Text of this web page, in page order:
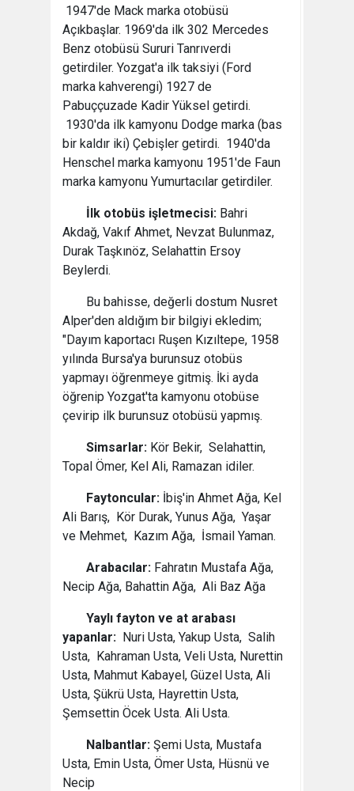
1947'de Mack marka otobüsü
Açıkbaşlar. 1969'da ilk 302 Mercedes
Benz otobüsü Sururi Tanrıverdi
getirdiler. Yozgat'a ilk taksiyi (Ford
marka kahverengi) 1927 de
Pabuççuzade Kadir Yüksel getirdi.
1930'da ilk kamyonu Dodge marka (bas
bir kaldır iki) Çebişler getirdi. 1940'da
Henschel marka kamyonu 1951'de Faun
marka kamyonu Yumurtacılar getirdiler.
İlk otobüs işletmecisi: Bahri
Akdağ, Vakıf Ahmet, Nevzat Bulunmaz,
Durak Taşkınöz, Selahattin Ersoy
Beylerdi.
Bu bahisse, değerli dostum Nusret
Alper'den aldığım bir bilgiyi ekledim;
"Dayım kaportacı Ruşen Kızıltepe, 1958
yılında Bursa'ya burunsuz otobüs
yapmayı öğrenmeye gitmiş. İki ayda
öğrenip Yozgat'ta kamyonu otobüse
çevirip ilk burunsuz otobüsü yapmış.
Simsarlar: Kör Bekir, Selahattin,
Topal Ömer, Kel Ali, Ramazan idiler.
Faytoncular: İbiş'in Ahmet Ağa, Kel
Ali Barış, Kör Durak, Yunus Ağa, Yaşar
ve Mehmet, Kazım Ağa, İsmail Yaman.
Arabacılar: Fahratın Mustafa Ağa,
Necip Ağa, Bahattin Ağa, Ali Baz Ağa
Yaylı fayton ve at arabası
yapanlar: Nuri Usta, Yakup Usta, Salih
Usta, Kahraman Usta, Veli Usta, Nurettin
Usta, Mahmut Kabayel, Güzel Usta, Ali
Usta, Şükrü Usta, Hayrettin Usta,
Şemsettin Öcek Usta. Ali Usta.
Nalbantlar: Şemi Usta, Mustafa
Usta, Emin Usta, Ömer Usta, Hüsnü ve
Necip